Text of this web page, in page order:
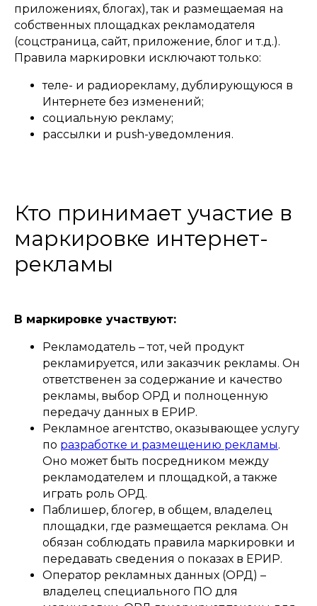
приложениях, блогах), так и размещаемая на
собственных площадках рекламодателя
(соцстраница, сайт, приложение, блог и т.д.).
Правила маркировки исключают только:
теле- и радиорекламу, дублирующуюся в
Интернете без изменений;
социальную рекламу;
рассылки и push-уведомления.
Кто принимает участие в
маркировке интернет-
рекламы
В маркировке участвуют:
Рекламодатель – тот, чей продукт
рекламируется, или заказчик рекламы. Он
ответственен за содержание и качество
рекламы, выбор ОРД и полноценную
передачу данных в ЕРИР.
Рекламное агентство, оказывающее услугу
по разработке и размещению рекламы.
Оно может быть посредником между
рекламодателем и площадкой, а также
играть роль ОРД.
Паблишер, блогер, в общем, владелец
площадки, где размещается реклама. Он
обязан соблюдать правила маркировки и
передавать сведения о показах в ЕРИР.
Оператор рекламных данных (ОРД) –
владелец специального ПО для